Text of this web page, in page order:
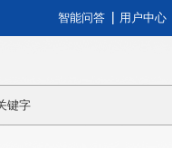
智能问答 用户中心